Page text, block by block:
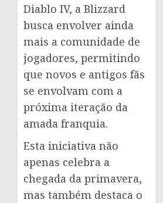
Diablo IV, a Blizzard
busca envolver ainda
mais a comunidade de
jogadores, permitindo
que novos e antigos fãs
se envolvam com a
próxima iteração da
amada franquia.
Esta iniciativa não
apenas celebra a
chegada da primavera,
mas também destaca o